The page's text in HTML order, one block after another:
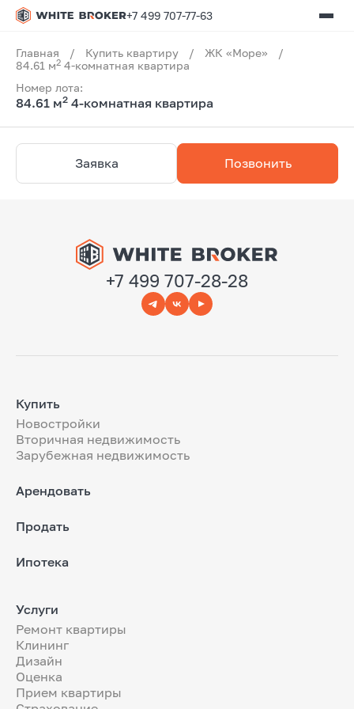
+7 499 707-77-63
Главная / Купить квартиру / ЖК «Море»
/
84.61 м2 4-комнатная квартира
Номер лота:
84.61 м2 4-комнатная квартира
Заявка Позвонить
+7 499 707-28-28
Купить
Новостройки
Вторичная недвижимость
Зарубежная недвижимость
Арендовать
Продать
Ипотека
Услуги
Ремонт квартиры
Клининг
Дизайн
Оценка
Прием квартиры